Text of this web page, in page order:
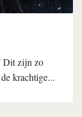
Dit zijn zo
krachtige...